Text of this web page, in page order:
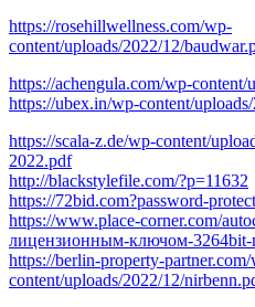
https://rosehillwellness.com/wp-
content/uploads/2022/12/
https://achengula.com/wp-
https://ubex.in/wp-content/
https://scala-z.de/wp-content/
2022.pdf
http://blackstylefile.com/?p=11632
https://72bid.com?password-
https://www.place-corner.com/
лицензионным-ключом-3264bit-
https://berlin-property-
content/uploads/2022/12/